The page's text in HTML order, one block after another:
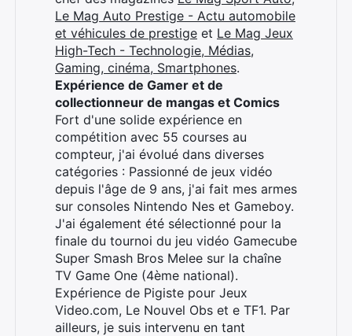
Le Mag Auto Prestige - Actu automobile
et véhicules de prestige et Le Mag Jeux
High-Tech - Technologie, Médias,
Gaming, cinéma, Smartphones.
Expérience de Gamer et de
collectionneur de mangas et Comics
Fort d'une solide expérience en
compétition avec 55 courses au
compteur, j'ai évolué dans diverses
catégories : Passionné de jeux vidéo
depuis l'âge de 9 ans, j'ai fait mes armes
sur consoles Nintendo Nes et Gameboy.
J'ai également été sélectionné pour la
finale du tournoi du jeu vidéo Gamecube
Super Smash Bros Melee sur la chaîne
TV Game One (4ème national).
Expérience de Pigiste pour Jeux
Video.com, Le Nouvel Obs et e TF1. Par
ailleurs, je suis intervenu en tant